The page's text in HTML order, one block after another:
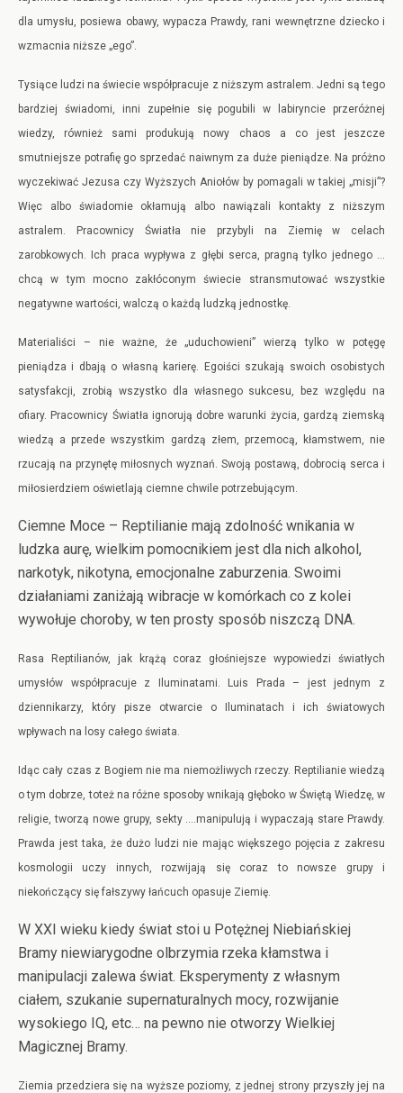
dla umysłu, posiewa obawy, wypacza Prawdy, rani wewnętrzne dziecko i
wzmacnia niższe „ego”.
Tysiące ludzi na świecie współpracuje z niższym astralem. Jedni są tego
bardziej świadomi, inni zupełnie się pogubili w labiryncie przeróżnej
wiedzy, również sami produkują nowy chaos a co jest jeszcze
smutniejsze potrafię go sprzedać naiwnym za duże pieniądze. Na próżno
wyczekiwać Jezusa czy Wyższych Aniołów by pomagali w takiej „misji”?
Więc albo świadomie okłamują albo nawiązali kontakty z niższym
astralem. Pracownicy Światła nie przybyli na Ziemię w celach
zarobkowych. Ich praca wypływa z głębi serca, pragną tylko jednego …
chcą w tym mocno zakłóconym świecie stransmutować wszystkie
negatywne wartości, walczą o każdą ludzką jednostkę.
Materialiści – nie ważne, że „uduchowieni” wierzą tylko w potęgę
pieniądza i dbają o własną karierę. Egoiści szukają swoich osobistych
satysfakcji, zrobią wszystko dla własnego sukcesu, bez względu na
ofiary. Pracownicy Światła ignorują dobre warunki życia, gardzą ziemską
wiedzą a przede wszystkim gardzą złem, przemocą, kłamstwem, nie
rzucają na przynętę miłosnych wyznań. Swoją postawą, dobrocią serca i
miłosierdziem oświetlają ciemne chwile potrzebującym.
Ciemne Moce – Reptilianie mają zdolność wnikania w
ludzka aurę, wielkim pomocnikiem jest dla nich alkohol,
narkotyk, nikotyna, emocjonalne zaburzenia. Swoimi
działaniami zaniżają wibracje w komórkach co z kolei
wywołuje choroby, w ten prosty sposób niszczą DNA.
Rasa Reptilianów, jak krążą coraz głośniejsze wypowiedzi światłych
umysłów współpracuje z Iluminatami. Luis Prada – jest jednym z
dziennikarzy, który pisze otwarcie o Iluminatach i ich światowych
wpływach na losy całego świata.
Idąc cały czas z Bogiem nie ma niemożliwych rzeczy. Reptilianie wiedzą
o tym dobrze, toteż na różne sposoby wnikają głęboko w Świętą Wiedzę, w
religie, tworzą nowe grupy, sekty ….manipulują i wypaczają stare Prawdy.
Prawda jest taka, że dużo ludzi nie mając większego pojęcia z zakresu
kosmologii uczy innych, rozwijają się coraz to nowsze grupy i
niekończący się fałszywy łańcuch opasuje Ziemię.
W XXI wieku kiedy świat stoi u Potężnej Niebiańskiej
Bramy niewiarygodne olbrzymia rzeka kłamstwa i
manipulacji zalewa świat. Eksperymenty z własnym
ciałem, szukanie supernaturalnych mocy, rozwijanie
wysokiego IQ, etc… na pewno nie otworzy Wielkiej
Magicznej Bramy.
Ziemia przedziera się na wyższe poziomy, z jednej strony przyszły jej na